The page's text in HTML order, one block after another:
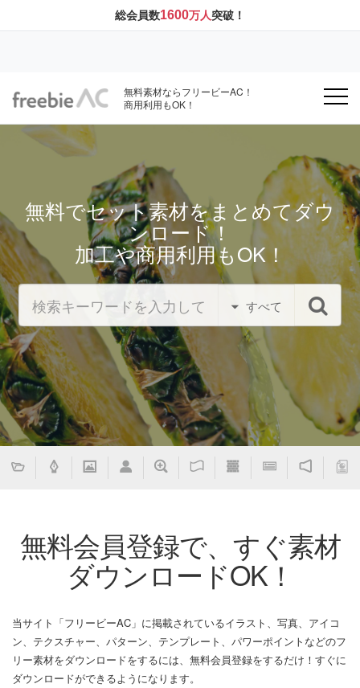
総会員数1600万人突破！
無料素材ならフリービーAC！
商用利用もOK！
無料でセット素材をまとめてダウ
ンロード！
加工や商用利用もOK！
すべて
無料会員登録で、すぐ素材
ダウンロードOK！
当サイト「フリービーAC」に掲載されているイラスト、写真、アイコ
ン、テクスチャー、パターン、テンプレート、パワーポイントなどのフ
リー素材をダウンロードをするには、無料会員登録をするだけ！すぐに
ダウンロードができるようになります。